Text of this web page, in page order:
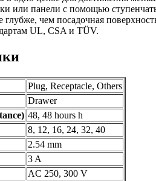
или панели с помощью
чем посадочная
UL, CSA и TÜV.
Plug, Receptacle, Others
Drawer
48, 48 hours h
8, 12, 16, 24, 32, 40
2.54 mm
3 A
AC 250, 300 V